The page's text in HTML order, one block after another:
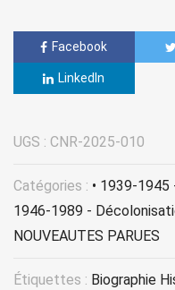
Facebook
LinkedIn
UGS : CNR-2025-010
Catégories : • 1939-1945
1946-1989 -
NOUVEAUTES PARUES
Étiquettes : Biographie